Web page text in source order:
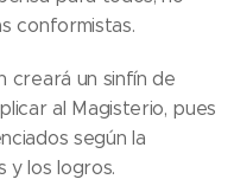
conformistas.
creará un sinfín de
al Magisterio, pues
según la
y los logros.